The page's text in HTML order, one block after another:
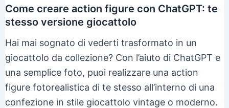
Come creare action figure con ChatGPT: te
stesso versione giocattolo
Hai mai sognato di vederti trasformato in un
giocattolo da collezione? Con l’aiuto di ChatGPT e
una semplice foto, puoi realizzare una action
figure fotorealistica di te stesso all’interno di una
confezione in stile giocattolo vintage o moderno.